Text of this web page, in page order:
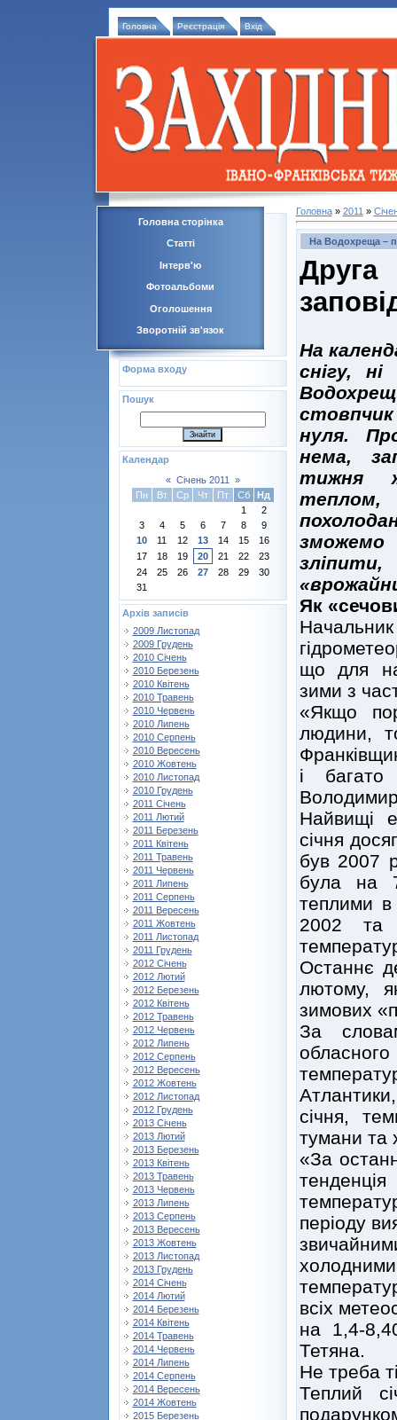
Головна Реєстрація Вхід
Головна сторінка
Статті
Інтерв'ю
Фотоальбоми
Оголошення
Зворотній зв'язок
Форма входу
Пошук
Календар
« Січень 2011
»
Пн
Вт Ср Чт Пт Сб
Нд
1
2
3
4 5 6 7 8
9
10
11 12 13 14 15
16
17
18 19 20 21 22
23
24
25 26 27 28 29
30
31
Архів записів
2009 Листопад
2009 Грудень
2010 Січень
2010 Березень
2010 Квітень
2010 Травень
2010 Червень
2010 Липень
2010 Серпень
2010 Вересень
2010 Жовтень
2010 Листопад
2010 Грудень
2011 Січень
2011 Лютий
2011 Березень
2011 Квітень
2011 Травень
2011 Червень
2011 Липень
2011 Серпень
2011 Вересень
2011 Жовтень
2011 Листопад
2011 Грудень
2012 Січень
2012 Лютий
2012 Березень
2012 Квітень
2012 Травень
2012 Червень
2012 Липень
2012 Серпень
2012 Вересень
2012 Жовтень
2012 Листопад
2012 Грудень
2013 Січень
2013 Лютий
2013 Березень
2013 Квітень
2013 Травень
2013 Червень
2013 Липень
2013 Серпень
2013 Вересень
2013 Жовтень
2013 Листопад
2013 Грудень
2014 Січень
2014 Лютий
2014 Березень
2014 Квітень
2014 Травень
2014 Червень
2014 Липень
2014 Серпень
2014 Вересень
2014 Жовтень
2015 Березень
Головна» 2011 »
На Водохреща –
На
снігу,
нуля.
нема,
тижня
теплом,
Як
Начальник
що для
зими з
«Якщо
людини,
і
Найвищі
січня
був 2007
була на
теплими в
2002 та
Останнє
лютому,
зимових
За
січня,
тумани та
«За
періоду
всіх
на 1,4-
Тетяна.
Не треба
Теплий